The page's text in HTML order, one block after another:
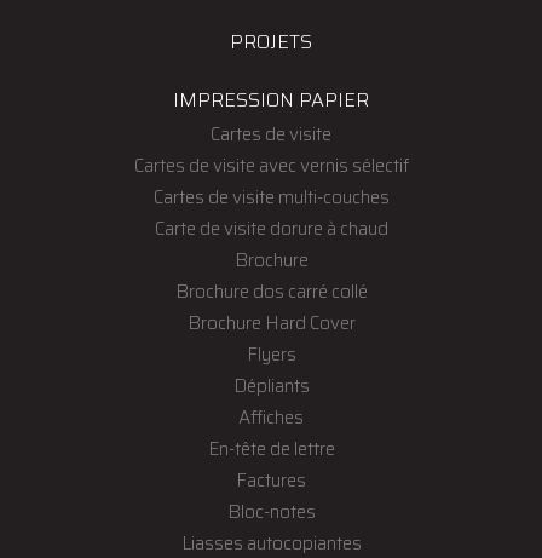
PROJETS
IMPRESSION PAPIER
Cartes de visite
Cartes de visite avec vernis sélectif
Cartes de visite multi-couches
Carte de visite dorure à chaud
Brochure
Brochure dos carré collé
Brochure Hard Cover
Flyers
Dépliants
Affiches
En-tête de lettre
Factures
Bloc-notes
Liasses autocopiantes